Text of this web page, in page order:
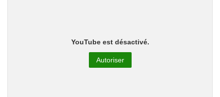
YouTube est désactivé.
Autoriser